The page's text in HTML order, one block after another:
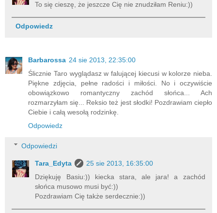
To się cieszę, że jeszcze Cię nie znudziłam Reniu:))
Odpowiedz
Barbarossa 24 sie 2013, 22:35:00
Ślicznie Taro wyglądasz w falującej kiecusi w kolorze nieba.
Piękne zdjęcia, pełne radości i miłości. No i oczywiście
obowiązkowo romantyczny zachód słońca... Ach
rozmarzyłam się... Reksio też jest słodki! Pozdrawiam ciepło
Ciebie i całą wesołą rodzinkę.
Odpowiedz
Odpowiedzi
Tara_Edyta
25 sie 2013, 16:35:00
Dziękuję Basiu:)) kiecka stara, ale jara! a zachód
słońca musowo musi być:))
Pozdrawiam Cię także serdecznie:))